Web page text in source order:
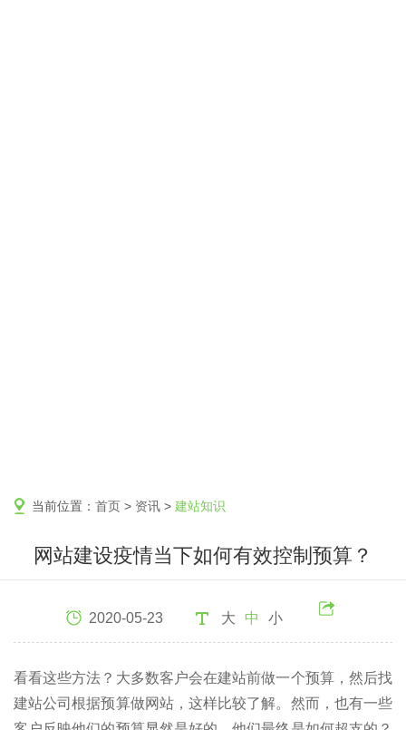
当前位置： 首页 > 资讯 > 建站知识
网站建设疫情当下如何有效控制预算？
2020-05-23 大 中 小
看看这些方法？大多数客户会在建站前做一个预算，然后找
建站公司根据预算做网站，这样比较了解。然而，也有一些